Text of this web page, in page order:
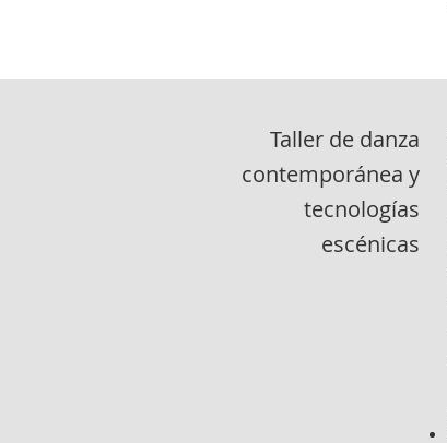
Taller de danza
contemporánea y
tecnologías
escénicas